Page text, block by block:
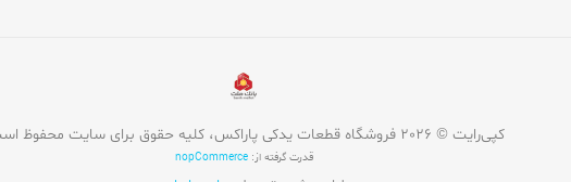
کپی‌رایت © 2026 فروشگاه قطعات یدکی پاراکس، کلیه حقوق برای سایت محفوظ است.
قدرت گرفته از:nopCommerce